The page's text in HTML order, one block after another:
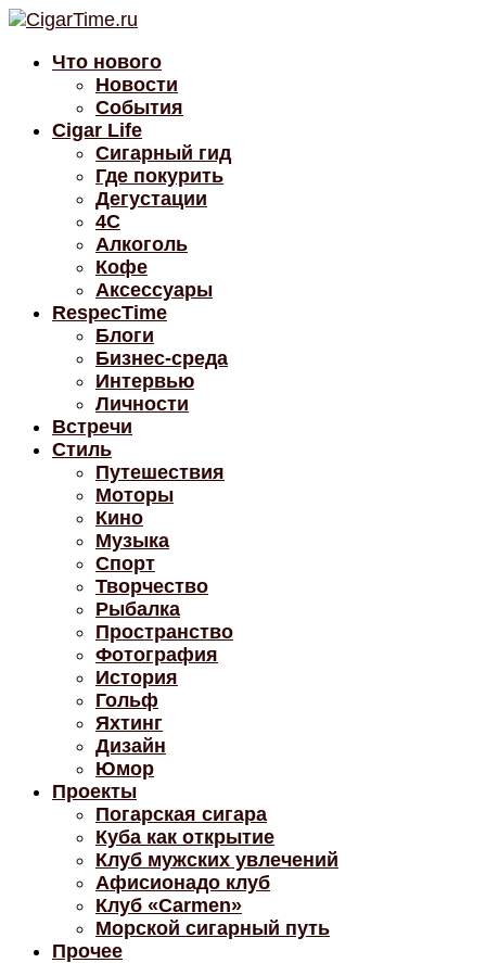
Что нового
Новости
События
Cigar Life
Сигарный гид
Где покурить
Дегустации
4C
Алкоголь
Кофе
Аксессуары
RespecTime
Блоги
Бизнес-среда
Интервью
Личности
Встречи
Стиль
Путешествия
Моторы
Кино
Музыка
Спорт
Творчество
Рыбалка
Пространство
Фотография
История
Гольф
Яхтинг
Дизайн
Юмор
Проекты
Погарская сигара
Куба как открытие
Клуб мужских увлечений
Афисионадо клуб
Клуб «Carmen»
Морской сигарный путь
Прочее